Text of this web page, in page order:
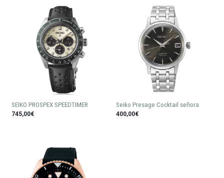
SEIKO PROSPEX SPEEDTIMER
745,00€
Seiko Presage Cocktail señora
400,00€